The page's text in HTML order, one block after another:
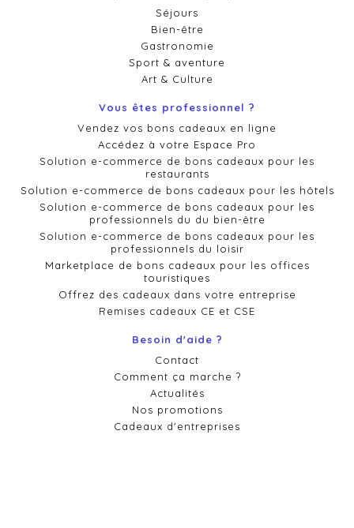
Séjours
Bien-être
Gastronomie
Sport & aventure
Art & Culture
Vous êtes professionnel ?
Vendez vos bons cadeaux en ligne
Accédez à votre Espace Pro
Solution e-commerce de bons cadeaux pour les
restaurants
Solution e-commerce de bons cadeaux pour les hôtels
Solution e-commerce de bons cadeaux pour les
professionnels du du bien-être
Solution e-commerce de bons cadeaux pour les
professionnels du loisir
Marketplace de bons cadeaux pour les offices
touristiques
Offrez des cadeaux dans votre entreprise
Remises cadeaux CE et CSE
Besoin d'aide ?
Contact
Comment ça marche ?
Actualités
Nos promotions
Cadeaux d'entreprises